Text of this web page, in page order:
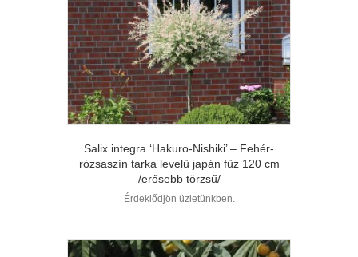
Salix integra ‘Hakuro-Nishiki’ – Fehér-
rózsaszín tarka levelű japán fűz 120 cm
/erősebb törzsű/
Érdeklődjön üzletünkben.